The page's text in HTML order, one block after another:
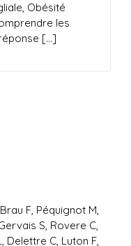
Obésité
les
[…]
F, Péquignot M,
S, Rovere C,
Delettre C, Luton F,